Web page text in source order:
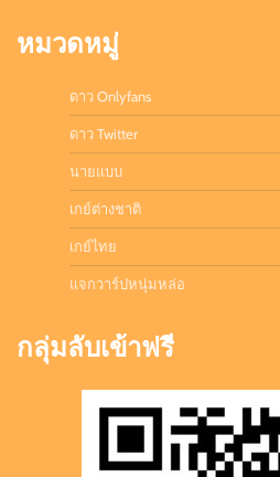
หมวดหมู่
ดาว Onlyfans
ดาว Twitter
นายแบบ
เกย์ต่างชาติ
เกย์ไทย
แจกวาร์ปหนุ่มหล่อ
กลุ่มลับเข้าฟรี